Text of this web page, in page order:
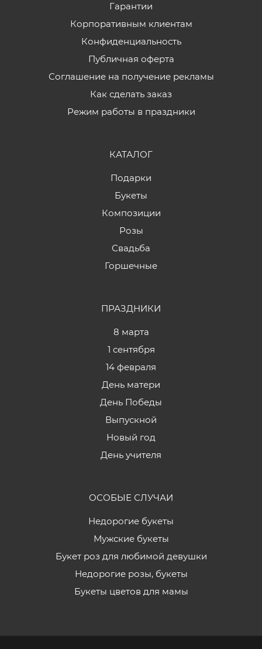
Гарантии
Корпоративным клиентам
Конфиденциальность
Публичная оферта
Соглашение на получение рекламы
Как сделать заказ
Режим работы в праздники
КАТАЛОГ
Подарки
Букеты
Композиции
Розы
Свадьба
Горшечные
ПРАЗДНИКИ
8 марта
1 сентября
14 февраля
День матери
День Победы
Выпускной
Новый год
День учителя
ОСОБЫЕ СЛУЧАИ
Недорогие букеты
Мужские букеты
Букет роз для любимой девушки
Недорогие розы, букеты
Букеты цветов для мамы